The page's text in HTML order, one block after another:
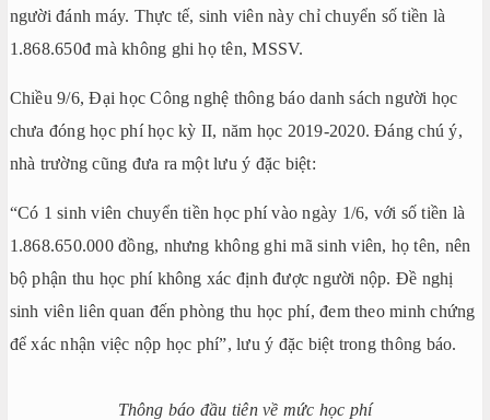
người đánh máy. Thực tế, sinh viên này chỉ chuyển số tiền là
1.868.650đ mà không ghi họ tên, MSSV.
Chiều 9/6, Đại học Công nghệ thông báo danh sách người học
chưa đóng học phí học kỳ II, năm học 2019-2020. Đáng chú ý,
nhà trường cũng đưa ra một lưu ý đặc biệt:
“Có 1 sinh viên chuyển tiền học phí vào ngày 1/6, với số tiền là
1.868.650.000 đồng, nhưng không ghi mã sinh viên, họ tên, nên
bộ phận thu học phí không xác định được người nộp. Đề nghị
sinh viên liên quan đến phòng thu học phí, đem theo minh chứng
để xác nhận việc nộp học phí”, lưu ý đặc biệt trong thông báo.
Thông báo đầu tiên về mức học phí